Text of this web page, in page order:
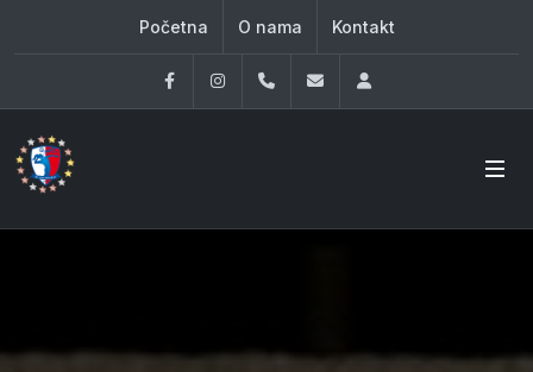
Početna O nama Kontakt
FacebookInstagram060 33 86 930